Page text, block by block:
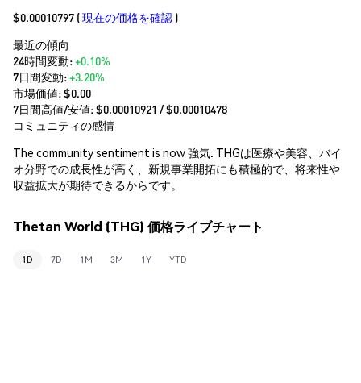
$0.00010797 (現在の価格を確認 )
最近の傾向
24時間変動:+0.10%
7日間変動:+3.20%
市場価値:$0.00
7日間高値/安値: $0.00010921 / $0.00010478
コミュニティの感情
The community sentiment is now 強気. THGは医療や美容、バイ
オ分野での成長性が高く、新規事業開拓にも積極的で、将来性や
収益拡大が期待できるからです。
Thetan World (THG) 価格ライブチャート
1D 7D 1M 3M 1Y YTD